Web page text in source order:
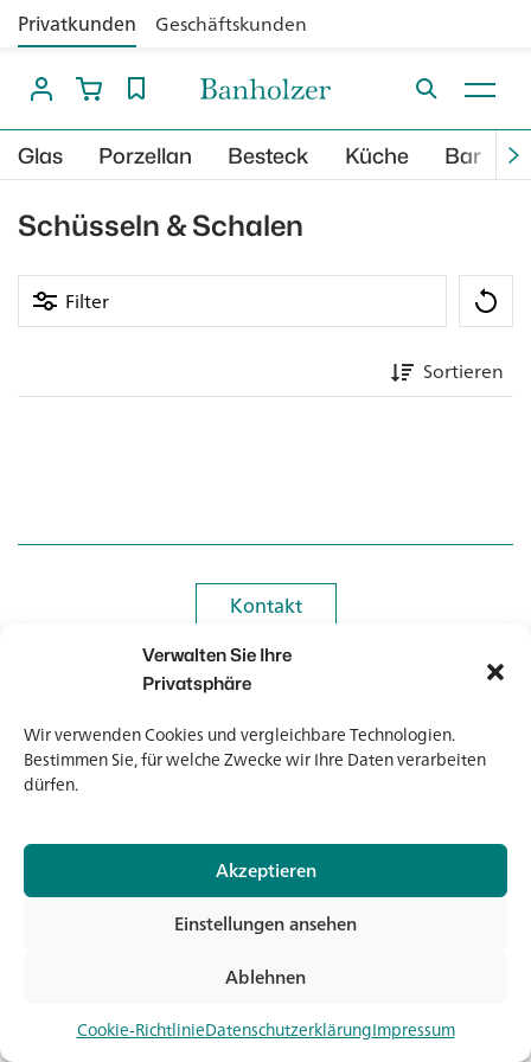
Verwalten Sie Ihre
Privatsphäre
Wir verwenden Cookies und vergleichbare Technologien.
Bestimmen Sie, für welche Zwecke wir Ihre Daten verarbeiten
dürfen.
Akzeptieren
Ablehnen
Einstellungen ansehen
Cookie-RichtlinieDatenschutzerklärungImpressum
Privatkunden Geschäftskunden
Glas Porzellan Besteck Küche Bar
Schüsseln & Schalen
Filter
Sortieren
Kontakt
Kontakt
Newsletter
Newsletter
© 2026 Banholzer AG
Impressum
Datenschutz
AGB